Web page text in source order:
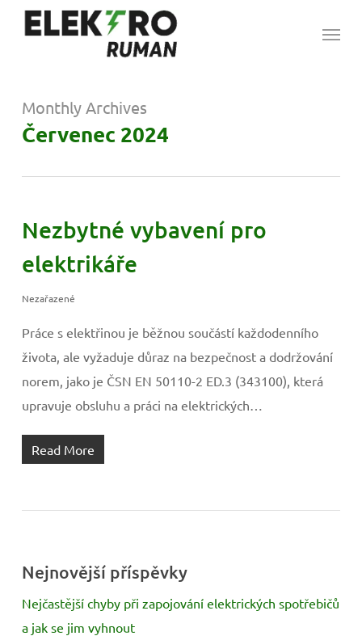
Monthly Archives
Červenec 2024
Nezbytné vybavení pro
elektrikáře
Nezařazené
Práce s elektřinou je běžnou součástí každodenního
života, ale vyžaduje důraz na bezpečnost a dodržování
norem, jako je ČSN EN 50110-2 ED.3 (343100), která
upravuje obsluhu a práci na elektrických…
Read More
Nejnovější příspěvky
Nejčastější chyby při zapojování elektrických spotřebičů
a jak se jim vyhnout